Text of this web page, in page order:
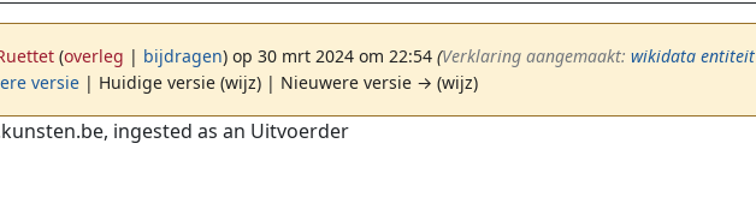
(overleg | bijdragen) op 30 mrt 2024 om 22:54 (‎Verklaring aangemaakt: wikidata entiteit
versie | Huidige versie (wijz) | Nieuwere versie → (wijz)
zoeken
ingested as an Uitvoerder